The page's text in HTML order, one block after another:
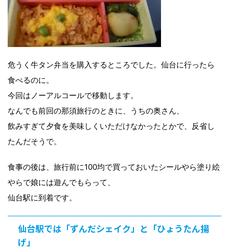
危うく牛タン弁当を購入するところでした。仙台に行ったら
食べるのに。
今回はノーアルコールで移動します。
なんでも前回の那須旅行のときに、うちの奥さん、
飲みすぎて夕食を美味しくいただけなかったとかで、反省し
たんだそうで。
食事の後は、旅行前に100均で買っておいたシールやら塗り絵
やらで娘には遊んでもらって、
仙台駅に到着です。
仙台駅では「ずんだシェイク」と「ひょうたん揚
げ」